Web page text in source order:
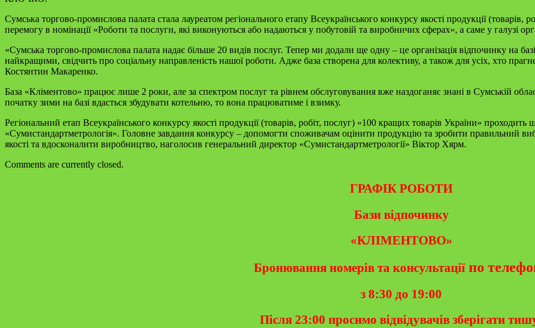
Сумська торгово-промислова палата стала лауреатом регіонального етапу Всеукраїнського конкурсу якості продукції
перемогу в номінації «Роботи та послуги, які виконуються або надаються у побутовій та виробничих сферах», а саме у галузі
«Сумська торгово-промислова палата надає більше 20 видів послуг. Тепер ми додали ще одну – це організація відпочинку на
найкращими, свідчить про соціальну направленість нашої роботи. Адже база створена для колективу, а також для усіх, хто
Костянтин Макаренко.
База «Кліментово» працює лише 2 роки, але за спектром послуг та рівнем обслуговування вже наздоганяє знані в Сумській
початку зими на базі вдасться збудувати котельню, то вона працюватиме і взимку.
Регіональний етап Всеукраїнського конкурсу якості продукції (товарів, робіт, послуг) «100 кращих товарів України»
«Сумистандартметрологія». Головне завдання конкурсу – допомогти споживачам оцінити продукцію та зробити правильний
якості та вдосконалити виробництво, наголосив генеральний директор «Сумистандартметрології» Віктор Хярм.
Comments are currently closed.
ГРАФІК РОБОТИ
Бази відпочинку
«КЛІМЕНТОВО»
Бронювання номерів та консультації по
з 8:30 до 19:00
Після 23:00 просимо відвідувачів зберігати